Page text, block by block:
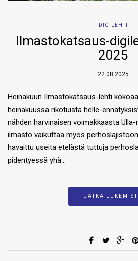
DIGILEHTI
Ilmastokatsaus-
2025
22.08.2025
Heinäkuun Ilmastokatsaus-lehti
heinäkuussa rikotuista helle-
nähden harvinaisen voimakkaasta
ilmasto vaikuttaa myös
havaittu useita etelästä tuttuja
pidentyessä yhä…
JATKA